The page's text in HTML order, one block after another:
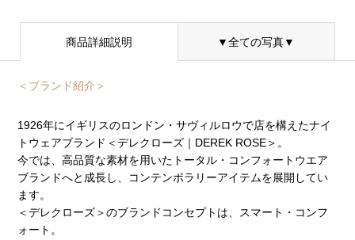
商品詳細説明 ▼全ての写真▼
＜ブランド紹介＞
1926年にイギリスのロンドン・サヴィルロウで店を構えたナイ
トウェアブランド＜デレクローズ｜DEREK ROSE＞。
今では、高品質な素材を用いたトータル・コンフォートウエア
ブランドへと成長し、コンテンポラリーアイテムを展開してい
ます。
＜デレクローズ＞のブランドコンセプトは、スマート・コンフ
ォート。